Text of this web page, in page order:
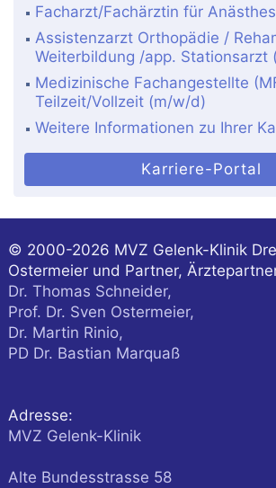
Facharzt/Fachärztin für
Assistenzarzt Orthopädie /
Weiterbildung /app. Stationsarzt
Medizinische Fachangestellte
Teilzeit/Vollzeit (m/w/d)
Weitere Informationen zu Ihrer
Karriere-Portal
© 2000-2026 MVZ Gelenk-Klinik
Ostermeier und Partner,
Dr. Thomas Schneider,
Prof. Dr. Sven Ostermeier,
Dr. Martin Rinio,
PD Dr. Bastian Marquaß
Adresse:
MVZ Gelenk-Klinik
Alte Bundesstrasse 58